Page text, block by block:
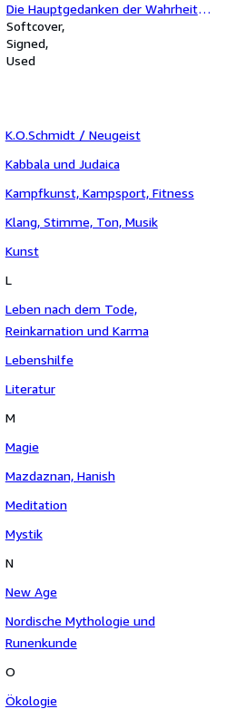
Die Hauptgedanken der Wahrheit
und Wirklichkeitslehre des
englischen Philosophen Francis
Herbert Bradley ( 1846 - 1924 )
Softcover
Signed
Used
K.O.Schmidt / Neugeist
Kabbala und Judaica
Kampfkunst, Kampsport, Fitness
Klang, Stimme, Ton, Musik
Kunst
L
Leben nach dem Tode,
Reinkarnation und Karma
Lebenshilfe
Literatur
M
Magie
Mazdaznan, Hanish
Meditation
Mystik
N
New Age
Nordische Mythologie und
Runenkunde
O
Ökologie